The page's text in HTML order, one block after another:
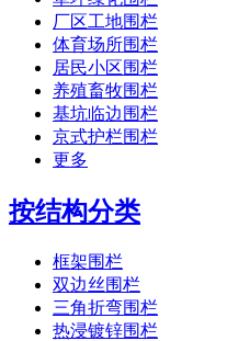
厂区工地围栏
体育场所围栏
居民小区围栏
养殖畜牧围栏
基坑临边围栏
京式护栏围栏
更多
按结构分类
框架围栏
双边丝围栏
三角折弯围栏
热浸镀锌围栏